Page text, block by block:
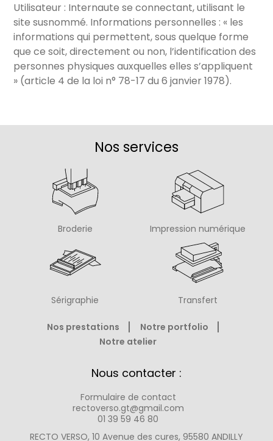
Utilisateur : Internaute se connectant, utilisant le
site susnommé. Informations personnelles : « les
informations qui permettent, sous quelque forme
que ce soit, directement ou non, l’identification des
personnes physiques auxquelles elles s’appliquent
» (article 4 de la loi n° 78-17 du 6 janvier 1978).
Nos services
Broderie Impression numérique
Sérigraphie Transfert
Nos prestations
Notre portfolio
Notre atelier
Nous contacter :
Formulaire de contact
rectoverso.gt@gmail.com
01 39 59 46 80
RECTO VERSO, 10 Avenue des cures, 95580 ANDILLY